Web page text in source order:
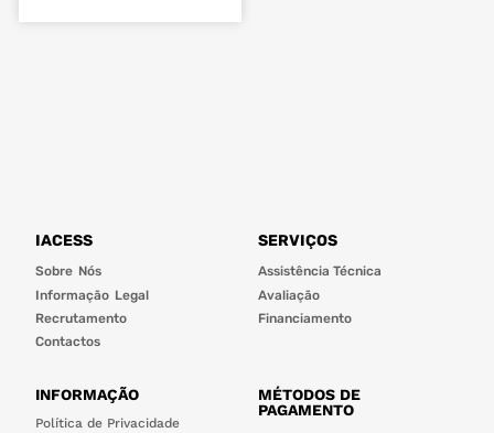
IACESS
Sobre Nós
Informação Legal
Recrutamento
Contactos
SERVIÇOS
Assistência Técnica
Avaliação
Financiamento
INFORMAÇÃO
Política de Privacidade
MÉTODOS DE
PAGAMENTO